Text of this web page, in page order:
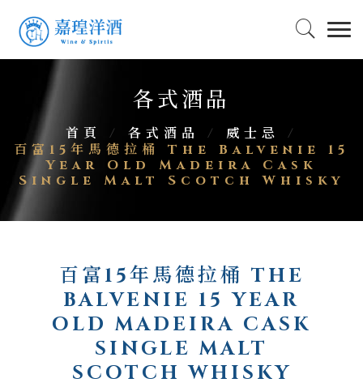
各式酒品
首頁 / 各式酒品 / 威士忌
/
百富15年馬德拉桶 The Balvenie 15
Year Old Madeira Cask
Single Malt Scotch Whisky
百富15年馬德拉桶 THE
BALVENIE 15 YEAR
OLD MADEIRA CASK
SINGLE MALT
SCOTCH WHISKY